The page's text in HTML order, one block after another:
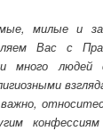
милые и
Вас с
много людей